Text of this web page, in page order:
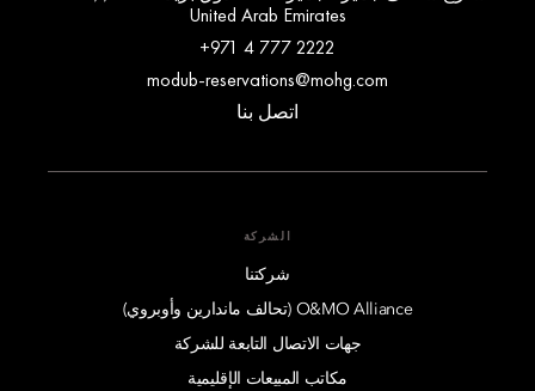
United Arab Emirates
+971 4 777 2222
modub-reservations@mohg.com
اتصل بنا
الشركة
شركتنا
O&MO Alliance (تحالف ماندارين وأوبروي)
جهات الاتصال التابعة للشركة
مكاتب المبيعات الإقليمية